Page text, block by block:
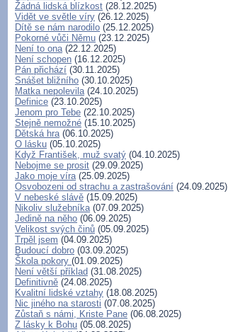
Žádná lidská blízkost (28.12.2025)
Vidět ve světle víry (26.12.2025)
Dítě se nám narodilo (25.12.2025)
Pokorné vůči Němu (23.12.2025)
Není to ona(22.12.2025)
Není schopen (16.12.2025)
Pán přichází (30.11.2025)
Snášet bližního (30.10.2025)
Matka nepolevila(24.10.2025)
Definice (23.10.2025)
Jenom pro Tebe (22.10.2025)
Stejně nemožné (15.10.2025)
Dětská hra(06.10.2025)
O lásku (05.10.2025)
Když František, muž svatý (04.10.2025)
Nebojme se prosit (29.09.2025)
Jako moje víra(25.09.2025)
Osvobozeni od strachu a zastrašování (24.09.2025)
V nebeské slávě (15.09.2025)
Nikoliv služebníka(07.09.2025)
Jedině na něho (06.09.2025)
Velikost svých činů (05.09.2025)
Trpěl jsem (04.09.2025)
Budoucí dobro (03.09.2025)
Škola pokory (01.09.2025)
Není větší příklad (31.08.2025)
Definitivně (24.08.2025)
Kvalitní lidské vztahy (18.08.2025)
Nic jiného na starosti (07.08.2025)
Zůstaň s námi, Kriste Pane (06.08.2025)
Z lásky k Bohu (05.08.2025)